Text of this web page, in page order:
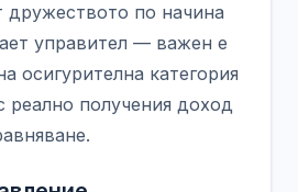
дружеството по начина
управител — важен е
осигурителна категория
реално получения доход